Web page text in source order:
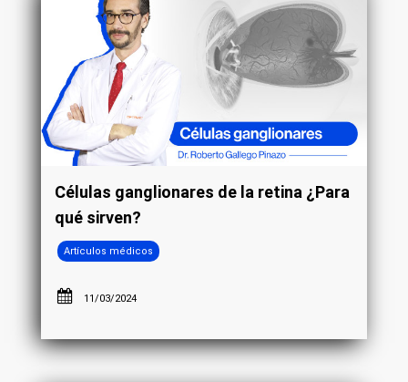
Células ganglionares de la retina ¿Para
qué sirven?
Artículos médicos
11/03/2024